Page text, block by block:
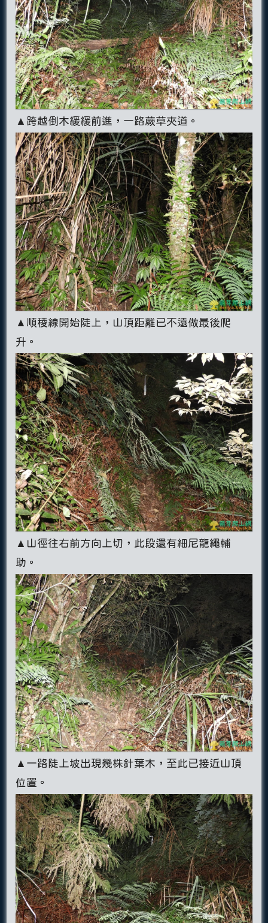
▲跨越倒木緩緩前進，一路蕨草夾道。
▲順稜線開始陡上，山頂距離已不遠做最後爬
升。
▲山徑往右前方向上切，此段還有細尼龍繩輔
助。
▲一路陡上坡出現幾株針葉木，至此已接近山頂
位置。